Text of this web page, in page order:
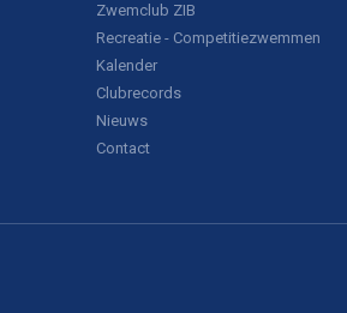
Zwemclub ZIB
Recreatie - Competitiezwemmen
Kalender
Clubrecords
Nieuws
Contact